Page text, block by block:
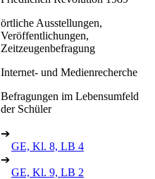
örtliche Ausstellungen,
Veröffentlichungen,
Zeitzeugenbefragung
Internet- und Medienrecherche
Befragungen im Lebensumfeld
der Schüler
➔
GE, Kl. 8, LB 4
➔
GE, Kl. 9, LB 2